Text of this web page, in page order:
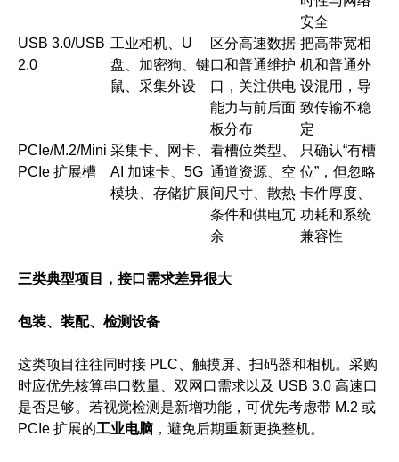
安全
USB 3.0/USB
2.0
工业相机、U
盘、加密狗、键
鼠、采集外设
区分高速数据
口和普通维护
口，关注供电
能力与前后面
板分布
把高带宽相
机和普通外
设混用，导
致传输不稳
定
PCIe/M.2/Mini
PCIe 扩展槽
采集卡、网卡、
AI 加速卡、5G
模块、存储扩展
看槽位类型、
通道资源、空
间尺寸、散热
条件和供电冗
余
只确认“有槽
位”，但忽略
卡件厚度、
功耗和系统
兼容性
三类典型项目，接口需求差异很大
包装、装配、检测设备
这类项目往往同时接 PLC、触摸屏、扫码器和相机。采购
时应优先核算串口数量、双网口需求以及 USB 3.0 高速口
是否足够。若视觉检测是新增功能，可优先考虑带 M.2 或
PCIe 扩展的工业电脑 ，避免后期重新更换整机。